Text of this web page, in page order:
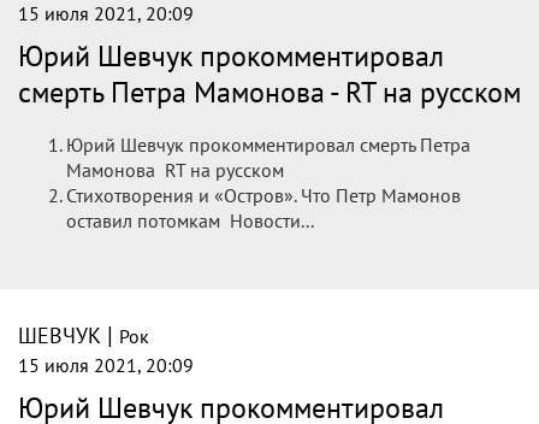
15 июля 2021, 20:09
Юрий Шевчук прокомментировал
смерть Петра Мамонова - RT на русском
Юрий Шевчук прокомментировал смерть Петра
Мамонова RT на русском
Стихотворения и «Остров». Что Петр Мамонов
оставил потомкам Новости...
ШЕВЧУК | Рок
15 июля 2021, 20:09
Юрий Шевчук прокомментировал